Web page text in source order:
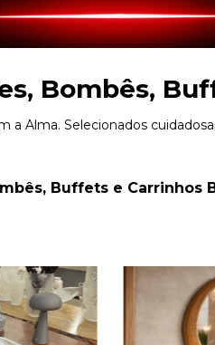
Bombês,
a Alma. Selecionados
Buffets e Carrinhos